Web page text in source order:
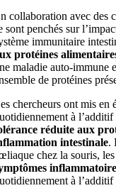
collaboration avec des
sont penchés sur
immunitaire
protéines
maladie auto-immune
de protéines
chercheurs ont mis en
à
réduite aux
intestinale.
chez la souris,
à l’additif